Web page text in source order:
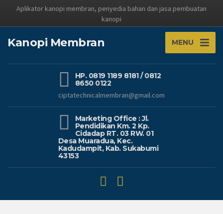
Aplikator kanopi membran, penyedia bahan dan jasa pembuatan
kanopi
Kanopi Membran MENU
HP. 0819 1189 8181 / 0812
8650 0122
ciptatechnicalmembran@gmail.com
Marketing Office : Jl.
Pendidikan Km. 2 Kp.
Cidadap RT. 03 RW. 01
Desa Muaradua, Kec.
Kadudampit, Kab. Sukabumi
43153